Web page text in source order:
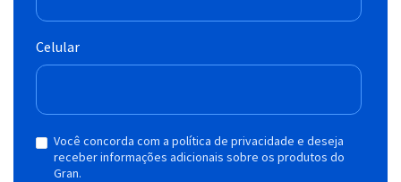
Celular
Você concorda com a política de privacidade e deseja
receber informações adicionais sobre os produtos do
Gran.